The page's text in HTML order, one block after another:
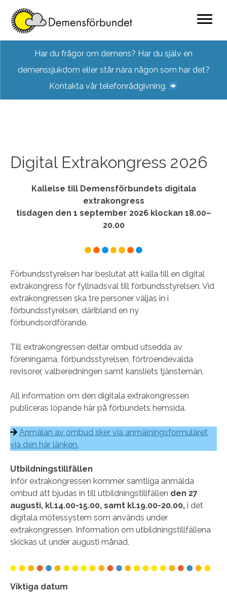
content
Har du frågor om demens? Har du själv en
demenssjukdom eller står nära någon som har det?
Kontakta vår telefonrådgivning.
Digital Extrakongress 2026
Kallelse till Demensförbundets digitala
extrakongress
tisdagen den 1 september 2026 klockan 18.00–
20.00
Förbundsstyrelsen har beslutat att kalla till en digital
extrakongress för fyllnadsval till förbundsstyrelsen. Vid
extrakongressen ska tre personer väljas in i
förbundsstyrelsen, däribland en ny
förbundsordförande.
Till extrakongressen deltar ombud utsedda av
föreningarna, förbundsstyrelsen, förtroendevalda
revisorer, valberedningen samt kansliets tjänstemän.
All information om den digitala extrakongressen
publiceras löpande här på förbundets hemsida.
Anmälan av ombud sker via anmälningsformuläret
via den här länken.
Utbildningstillfällen
Inför extrakongressen kommer samtliga anmälda
ombud att bjudas in till utbildningstillfällen den 27
augusti, kl.14.00-15.00, samt kl.19.00-20.00, i det
digitala mötessystem som används under
extrakongressen. Information om utbildningstillfällena
skickas ut under augusti månad.
Viktiga datum